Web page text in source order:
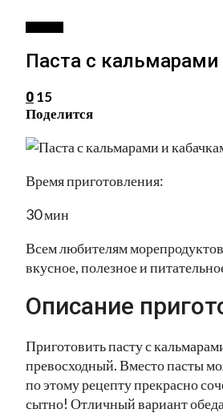
Паста с
0 15
Поделится
Время приготовления:
30 мин
Всем любителям
вкусное, полезное и
Описание
Приготовить пасту с
превосходный. Вместо пасты
по этому рецепту прекрасно
сытно! Отличный вариант